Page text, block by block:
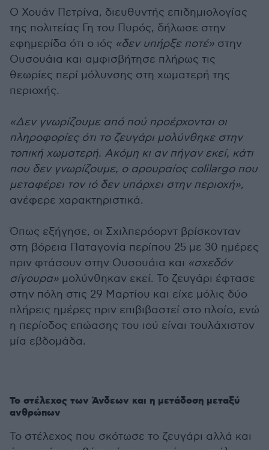
Ο Χουάν Πετρίνα, διευθυντής επιδημιολογίας
της πολιτείας Γη του Πυρός, δήλωσε στην
εφημερίδα ότι ο ιός «δεν υπήρξε ποτέ» στην
Ουσουάια και αμφισβήτησε πλήρως τις
θεωρίες περί μόλυνσης στη χωματερή της
περιοχής.
«Δεν γνωρίζουμε από πού προέρχονται οι
πληροφορίες ότι το ζευγάρι μολύνθηκε στην
τοπική χωματερή. Ακόμη κι αν πήγαν εκεί, κάτι
που δεν γνωρίζουμε, ο αρουραίος colilargo που
μεταφέρει τον ιό δεν υπάρχει στην περιοχή»,
ανέφερε χαρακτηριστικά.
Όπως εξήγησε, οι Σχιλπερόορντ βρίσκονταν
στη βόρεια Παταγονία περίπου 25 με 30 ημέρες
πριν φτάσουν στην Ουσουάια και «σχεδόν
σίγουρα» μολύνθηκαν εκεί. Το ζευγάρι έφτασε
στην πόλη στις 29 Μαρτίου και είχε μόλις δύο
πλήρεις ημέρες πριν επιβιβαστεί στο πλοίο, ενώ
η περίοδος επώασης του ιού είναι τουλάχιστον
μία εβδομάδα.
Το στέλεχος των Άνδεων και η μετάδοση μεταξύ
ανθρώπων
Το στέλεχος που σκότωσε το ζευγάρι αλλά και